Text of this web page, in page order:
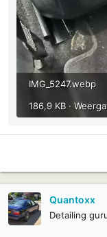
IMG_5247.webp
Quantoxx
Detailing